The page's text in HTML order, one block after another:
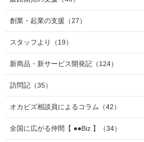
創業・起業の支援 （27）
スタッフより （19）
新商品・新サービス開発記 （124）
訪問記 （35）
オカビズ相談員によるコラム （42）
全国に広がる仲間【 ●●Biz 】 （34）